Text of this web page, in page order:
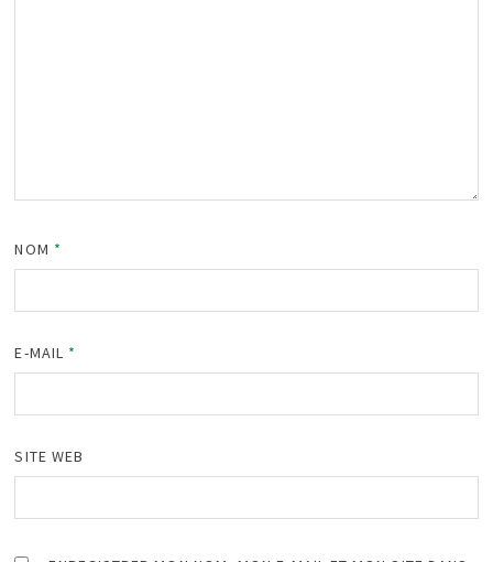
NOM *
E-MAIL *
SITE WEB